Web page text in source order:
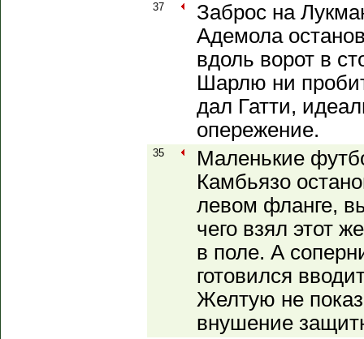
37
Заброс на
Адемола
вдоль ворот в
Шарлю ни
дал Гатти,
опережение.
35
Маленькие
Камбьязо
левом фланге,
чего взял этот
в поле. А
готовился
Желтую не
внушение